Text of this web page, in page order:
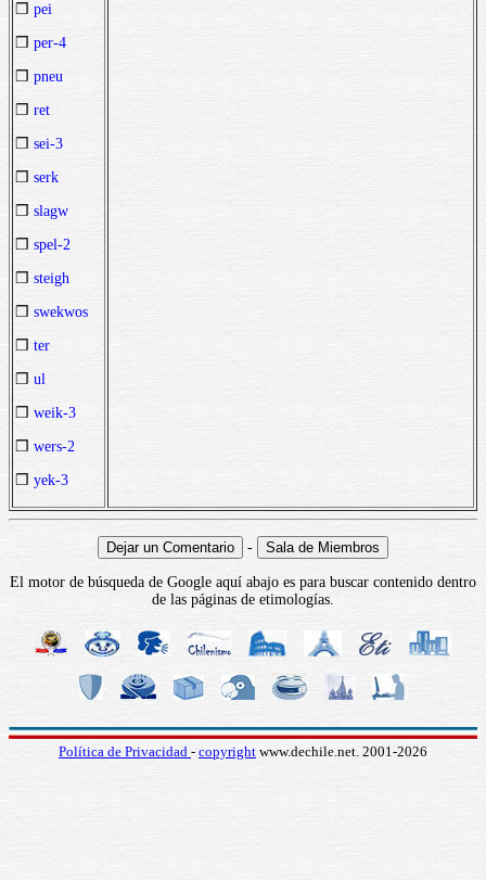
❒ pei
❒ per-4
❒ pneu
❒ ret
❒ sei-3
❒ serk
❒ slagw
❒ spel-2
❒ steigh
❒ swekwos
❒ ter
❒ ul
❒ weik-3
❒ wers-2
❒ yek-3
-
El motor de búsqueda de Google aquí abajo es para buscar contenido dentro
de las páginas de etimologías.
Política de Privacidad - copyright www.dechile.net. 2001-2026